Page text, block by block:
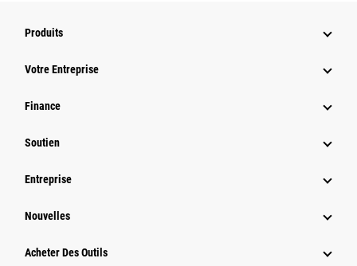
Produits
Votre Entreprise
Finance
Soutien
Entreprise
Nouvelles
Acheter Des Outils